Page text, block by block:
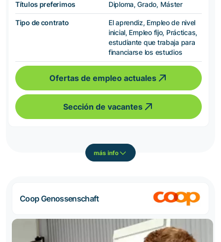
Títulos preferimos Diploma, Grado, Máster
Tipo de contrato
El aprendiz, Empleo de nivel
inicial, Empleo fijo, Prácticas,
estudiante que trabaja para
financiarse los estudios
Ofertas de empleo actuales
Sección de vacantes
más info
Coop Genossenschaft